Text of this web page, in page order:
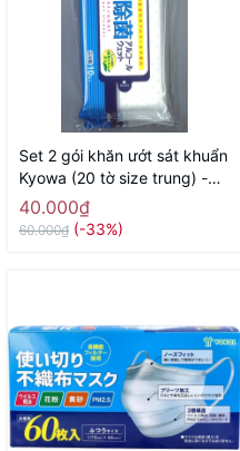
Set 2 gói khăn ướt sát khuẩn
Kyowa (20 tờ size trung) -
Hàng Nhật nội địa
40.000₫
60.000₫ (-33%)